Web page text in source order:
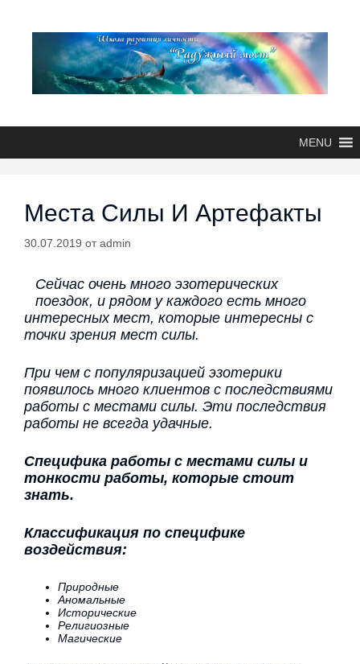
MENU
Места Силы И Артефакты
30.07.2019 отadmin
Сейчас очень много эзотерических
поездок, и рядом у каждого есть много
интересных мест, которые интересны с
точки зрения мест силы.
При чем с популяризацией эзотерики
появилось много клиентов с последствиями
работы с местами силы. Эти последствия
работы не всегда удачные.
Специфика работы с местами силы и
тонкости работы, которые стоит
знать.
Классификация по специфике
воздействия:
Природные
Аномальные
Исторические
Религиозные
Магические